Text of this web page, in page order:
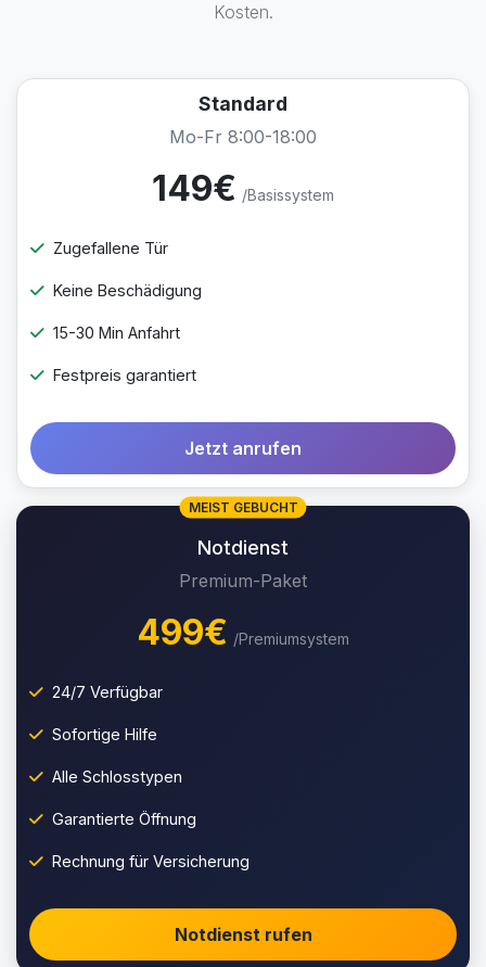
Kosten.
Standard
Mo-Fr 8:00-18:00
149€ /Basissystem
Zugefallene Tür
Keine Beschädigung
15-30 Min Anfahrt
Festpreis garantiert
Jetzt anrufen
MEIST GEBUCHT
Notdienst
Premium-Paket
499€ /Premiumsystem
24/7 Verfügbar
Sofortige Hilfe
Alle Schlosstypen
Garantierte Öffnung
Rechnung für Versicherung
Notdienst rufen